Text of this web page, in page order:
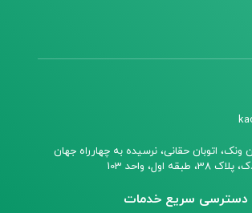
ونک، اتوبان حقانی، نرسیده به چهارراه جهان
38، طبقه اول، واحد 103
دسترسی سریع خدمات